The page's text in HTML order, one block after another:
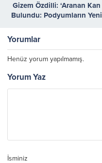
Gizem Özdilli: ‘Aranan Kan
Bulundu: Podyumların Yeni
Yorumlar
Henüz yorum yapılmamış.
Yorum Yaz
İsminiz